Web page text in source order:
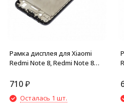
Рамка дисплея для Xiaomi
Redmi Note 8, Redmi Note 8
часть
710₽
Осталась 1 шт.